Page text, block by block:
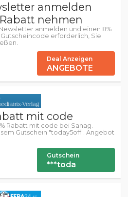
anmelden
nehmen
anmelden und einen 8%
erforderlich, Sie
Deal Anzeigen
ANGEBOTE
mit code
Rabatt mit code bei Sanag.
Gutschein "today5off". Angebot
Gutschein
***toda